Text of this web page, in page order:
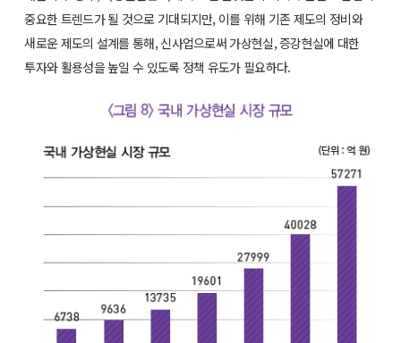
중요한 트렌드가 될 것으로 기대되지만, 이를 위해 기존 제도의 정비와
새로운 제도의 설계를 통해, 신사업으로써 가상현실, 증강현실에 대한
투자와 활용성을 높일 수 있도록 정책 유도가 필요하다.